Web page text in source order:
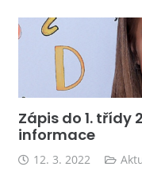
Zápis do 1. třídy
informace
12. 3. 2022